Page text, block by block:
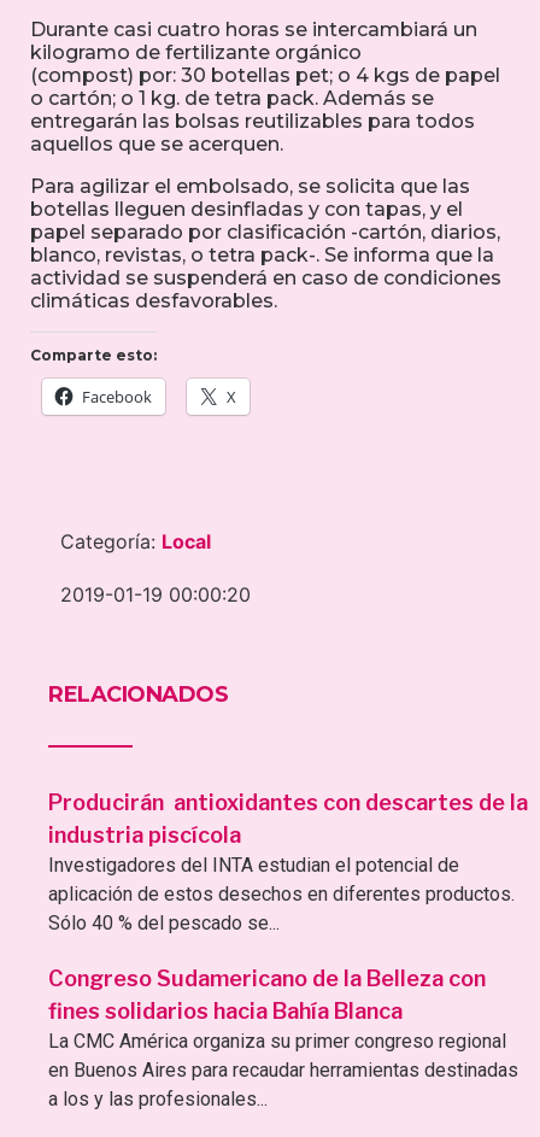
Durante casi cuatro horas se intercambiará un
kilogramo de fertilizante orgánico
(compost) por: 30 botellas pet; o 4 kgs de papel
o cartón; o 1 kg. de tetra pack. Además se
entregarán las bolsas reutilizables para todos
aquellos que se acerquen.
Para agilizar el embolsado, se solicita que las
botellas lleguen desinfladas y con tapas, y el
papel separado por clasificación -cartón, diarios,
blanco, revistas, o tetra pack-. Se informa que la
actividad se suspenderá en caso de condiciones
climáticas desfavorables.
Comparte esto:
Facebook X
Categoría: Local
2019-01-19 00:00:20
RELACIONADOS
Producirán antioxidantes con descartes de la
industria piscícola
Investigadores del INTA estudian el potencial de
aplicación de estos desechos en diferentes productos.
Sólo 40 % del pescado se...
Congreso Sudamericano de la Belleza con
fines solidarios hacia Bahía Blanca
La CMC América organiza su primer congreso regional
en Buenos Aires para recaudar herramientas destinadas
a los y las profesionales...